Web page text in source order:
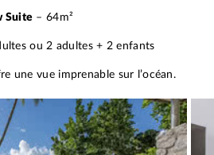
Suite – 64m²
ou 2 adultes + 2 enfants
une vue imprenable sur l’océan.